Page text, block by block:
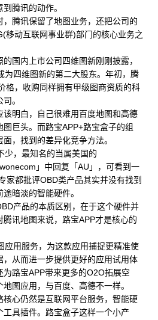
腾讯的动作。
腾讯保留了地图业务，还把公司的
移动互联网事业群)部门的核心业务之
内上市公司四维图新刚刚披露，
为四维图新的第二大股东。年初，腾
格，收购同样拥有甲级图商资质的科
。
明白，自己很难用百度地图和高德
巨头。而路宝APP+路宝盒子的组
，找到的差异化竞争方法。
，最知名的当属美国的
」中回复「AU」，可看到一
家都批评OBD类产品其实并没有找到
暗淡的智能硬件。
产品的本质区别，在于这个硬件并
讯地图来说，路宝APP才是核心的
用服务，为这款应用捕捉更精准使
，从而进一步提供更好的应用试用体
路宝APP带来更多的O2O拓展空
图应用，与百度、高德不一样。
心仍然是互联网平台服务，智能硬
具插件。路宝盒子这样一个小产